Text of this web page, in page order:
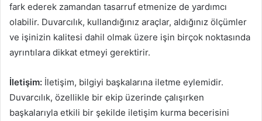
fark ederek zamandan tasarruf etmenize de yardımcı
olabilir. Duvarcılık, kullandığınız araçlar, aldığınız ölçümler
ve işinizin kalitesi dahil olmak üzere işin birçok noktasında
ayrıntılara dikkat etmeyi gerektirir.
İletişim: İletişim, bilgiyi başkalarına iletme eylemidir.
Duvarcılık, özellikle bir ekip üzerinde çalışırken
başkalarıyla etkili bir şekilde iletişim kurma becerisini